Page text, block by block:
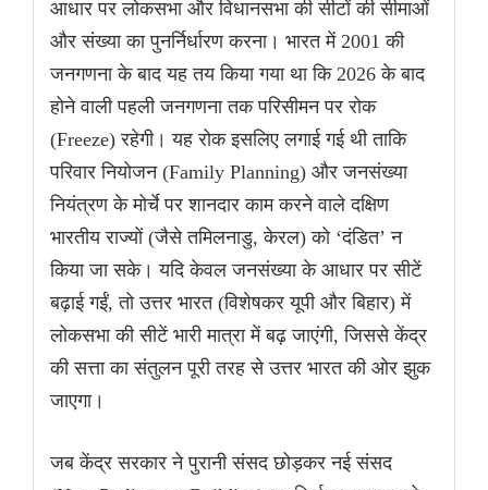
आधार पर लोकसभा और विधानसभा की सीटों की सीमाओं
और संख्या का पुनर्निर्धारण करना। भारत में 2001 की
जनगणना के बाद यह तय किया गया था कि 2026 के बाद
होने वाली पहली जनगणना तक परिसीमन पर रोक
(Freeze) रहेगी। यह रोक इसलिए लगाई गई थी ताकि
परिवार नियोजन (Family Planning) और जनसंख्या
नियंत्रण के मोर्चे पर शानदार काम करने वाले दक्षिण
भारतीय राज्यों (जैसे तमिलनाडु, केरल) को ‘दंडित’ न
किया जा सके। यदि केवल जनसंख्या के आधार पर सीटें
बढ़ाई गईं, तो उत्तर भारत (विशेषकर यूपी और बिहार) में
लोकसभा की सीटें भारी मात्रा में बढ़ जाएंगी, जिससे केंद्र
की सत्ता का संतुलन पूरी तरह से उत्तर भारत की ओर झुक
जाएगा।
जब केंद्र सरकार ने पुरानी संसद छोड़कर नई संसद